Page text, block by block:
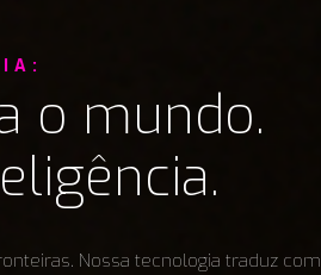
IA:
o mundo.
Nossa tecnologia traduz com